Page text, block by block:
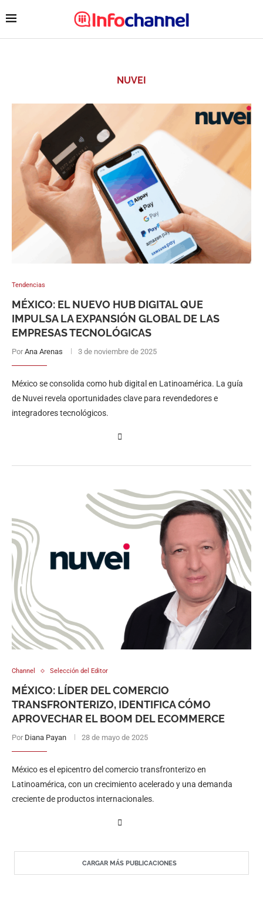
NUVEI
Tendencias
MÉXICO: EL NUEVO HUB DIGITAL QUE
IMPULSA LA EXPANSIÓN GLOBAL DE LAS
EMPRESAS TECNOLÓGICAS
Por Ana Arenas 3 de noviembre de 2025
México se consolida como hub digital en Latinoamérica. La guía
de Nuvei revela oportunidades clave para revendedores e
integradores tecnológicos.
Channel Selección del Editor
MÉXICO: LÍDER DEL COMERCIO
TRANSFRONTERIZO, IDENTIFICA CÓMO
APROVECHAR EL BOOM DEL ECOMMERCE
Por Diana Payan 28 de mayo de 2025
México es el epicentro del comercio transfronterizo en
Latinoamérica, con un crecimiento acelerado y una demanda
creciente de productos internacionales.
CARGAR MÁS PUBLICACIONES